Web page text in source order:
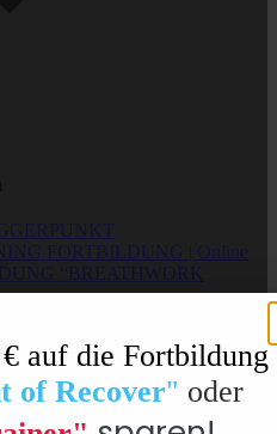
FORTBILDUNG | Online
“BREATHWORK
auf die Fortbildung
of Recover" oder